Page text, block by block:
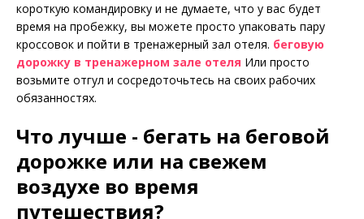
короткую командировку и не думаете, что у вас будет
время на пробежку, вы можете просто упаковать пару
кроссовок и пойти в тренажерный зал отеля. беговую
дорожку в тренажерном зале отеля Или просто
возьмите отгул и сосредоточьтесь на своих рабочих
обязанностях.
Что лучше - бегать на беговой
дорожке или на свежем
воздухе во время
путешествия?